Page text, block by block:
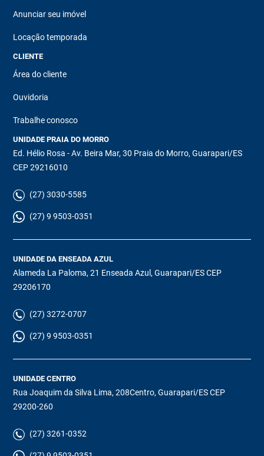
Anunciar seu imóvel
Locação temporada
CLIENTE
Área do cliente
Ouvidoria
Trabalhe conosco
UNIDADE PRAIA DO MORRO
Ed. Hélio Rosa - Av. Beira Mar, 30 Praia do Morro, Guarapari/ES
CEP 29216010
(27) 3030-5585
(27) 9 9503-0351
UNIDADE DA ENSEADA AZUL
Alameda La Paloma, 21 Enseada Azul, Guarapari/ES CEP
29206170
(27) 3272-0707
(27) 9 9503-0351
UNIDADE CENTRO
Rua Joaquim da Silva Lima, 208Centro, Guarapari/ES CEP
29200-260
(27) 3261-0352